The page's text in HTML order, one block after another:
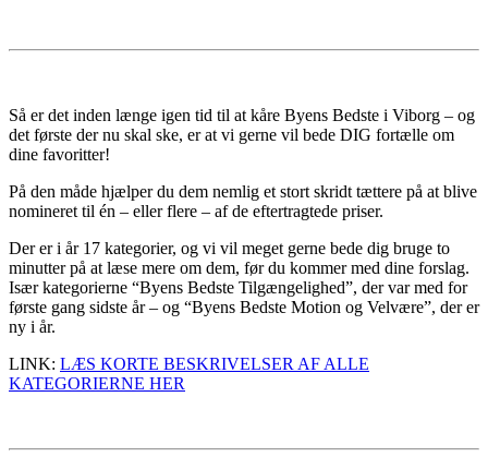
Så er det inden længe igen tid til at kåre Byens Bedste i Viborg – og
det første der nu skal ske, er at vi gerne vil bede DIG fortælle om
dine favoritter!
På den måde hjælper du dem nemlig et stort skridt tættere på at blive
nomineret til én – eller flere – af de eftertragtede priser.
Der er i år 17 kategorier, og vi vil meget gerne bede dig bruge to
minutter på at læse mere om dem, før du kommer med dine forslag.
Især kategorierne “Byens Bedste Tilgængelighed”, der var med for
første gang sidste år – og “Byens Bedste Motion og Velvære”, der er
ny i år.
LINK: LÆS KORTE BESKRIVELSER AF ALLE
KATEGORIERNE HER